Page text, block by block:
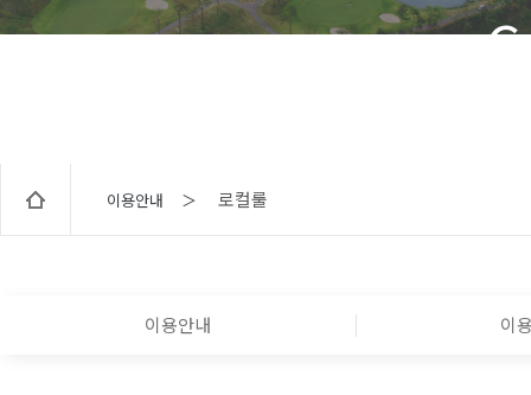
이용안내 ＞ 로컬룰
이용안내 이